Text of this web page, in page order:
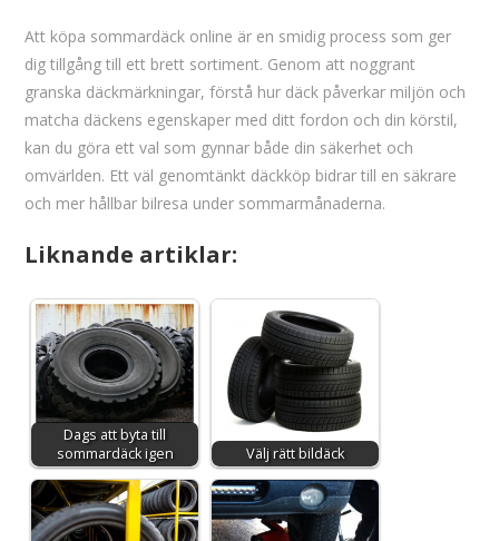
Att köpa sommardäck online är en smidig process som ger
dig tillgång till ett brett sortiment. Genom att noggrant
granska däckmärkningar, förstå hur däck påverkar miljön och
matcha däckens egenskaper med ditt fordon och din körstil,
kan du göra ett val som gynnar både din säkerhet och
omvärlden. Ett väl genomtänkt däckköp bidrar till en säkrare
och mer hållbar bilresa under sommarmånaderna.
Liknande artiklar:
Dags att byta till
sommardäck igen
Välj rätt bildäck